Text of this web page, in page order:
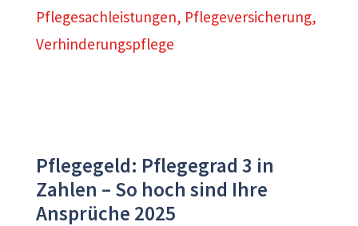
Pflegesachleistungen, Pflegeversicherung,
Verhinderungspflege
Pflegegeld: Pflegegrad 3 in
Zahlen – So hoch sind Ihre
Ansprüche 2025